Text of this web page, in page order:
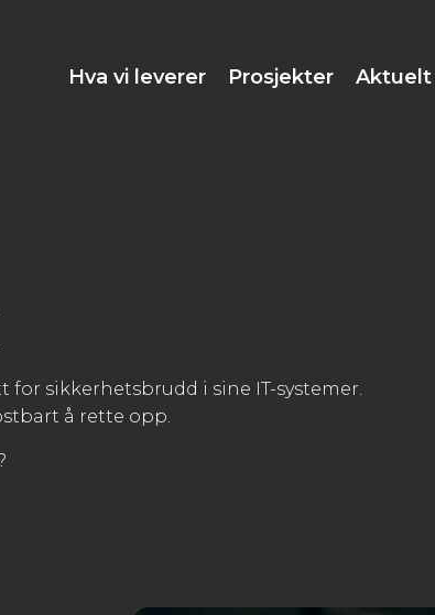
Hva vi leverer Prosjekter Aktuelt
sikkerhetsbrudd i sine IT-systemer.
å rette opp.